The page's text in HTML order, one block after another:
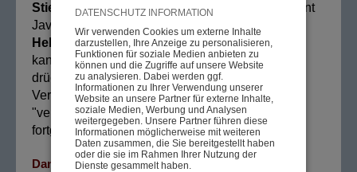
DATENSCHUTZ INFORMATION
Wir verwenden Cookies um externe Inhalte
darzustellen, Ihre Anzeige zu personalisieren,
Funktionen für soziale Medien anbieten zu
können und die Zugriffe auf unsere Website
zu analysieren. Dabei werden ggf.
Informationen zu Ihrer Verwendung unserer
Website an unsere Partner für externe Inhalte,
soziale Medien, Werbung und Analysen
weitergegeben. Unsere Partner führen diese
Informationen möglicherweise mit weiteren
Daten zusammen, die Sie bereitgestellt haben
oder die sie im Rahmen Ihrer Nutzung der
Dienste gesammelt haben.
Stiedl
wurden in ihrer Funktion bestätigt.Präsident
Javurek dankte dem vormaligen Kassier KR
Helmut Nahlik, der für eine Wiederwahl nicht
kandidierte, für seine langjährige Tätigkeit und
drückte seine Überzeugung aus, dass die
Vereinsaktivitäten mit dem - auch ein wenig
"verjüngten" - Zuwachs mit frischem Schwung
fortgesetzt werden.
Danke an ÖRAG